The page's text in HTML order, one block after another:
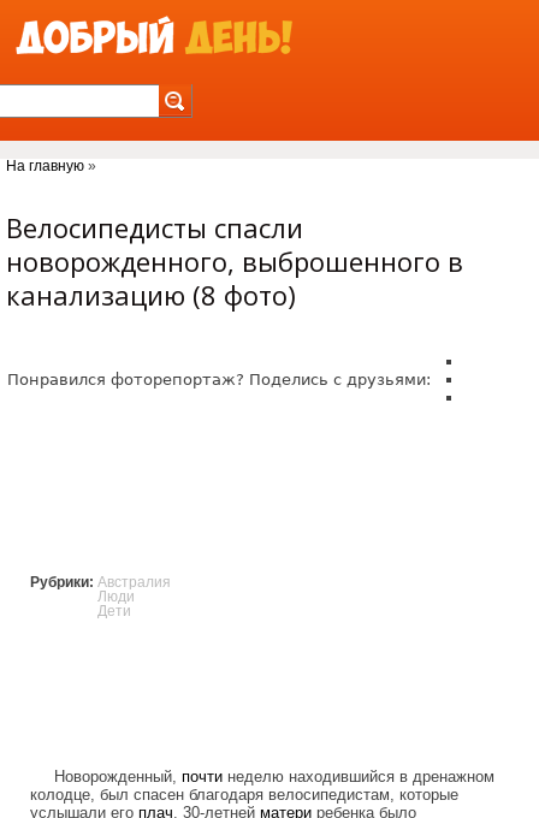
На главную »
Велосипедисты спасли
новорожденного, выброшенного в
канализацию (8 фото)
Понравился фоторепортаж? Поделись с друзьями:
Рубрики: Австралия
Люди
Дети
Новорожденный, почти неделю находившийся в дренажном
колодце, был спасен благодаря велосипедистам, которые
услышали его плач . 30-летней матери ребенка было